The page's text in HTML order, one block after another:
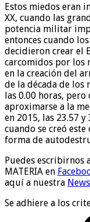
Estos miedos eran
XX, cuando las
potencia militar
entonces cuando
decidieron crear el
carcomidos por los
en la creación del
de la década de los
las 0.00 horas,
aproximarse a la
en 2015, las 23.57
cuando se creó
forma de
Puedes escribirnos
MATERIA en
aquí a nuestra
Se adhiere a los